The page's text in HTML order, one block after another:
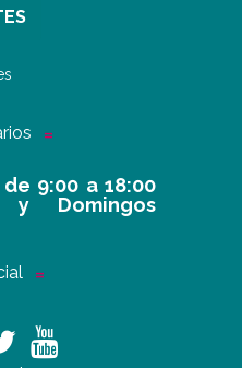
9:00 a 18:00
y Domingos